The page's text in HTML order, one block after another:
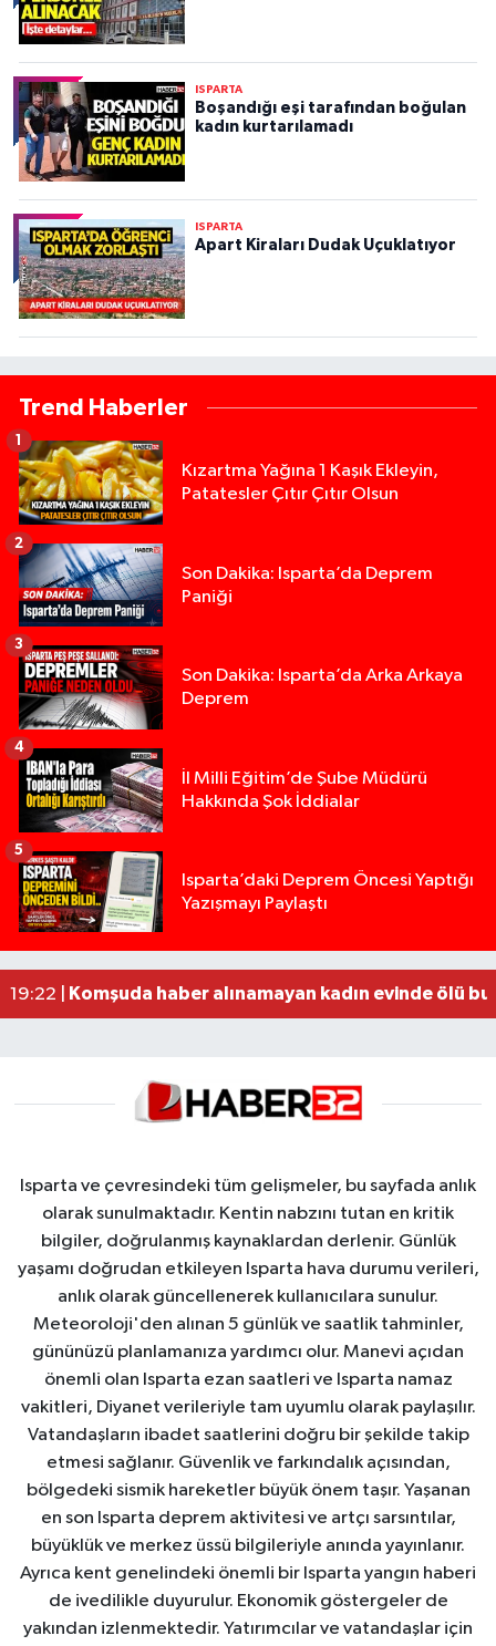
ISPARTA
Boşandığı eşi tarafından boğulan
kadın kurtarılamadı
ISPARTA
Apart Kiraları Dudak Uçuklatıyor
Trend Haberler
Kızartma Yağına 1 Kaşık Ekleyin,
Patatesler Çıtır Çıtır Olsun
1
Son Dakika: Isparta’da Deprem
Paniği
2
Son Dakika: Isparta’da Arka Arkaya
Deprem
3
İl Milli Eğitim’de Şube Müdürü
Hakkında Şok İddialar
4
Isparta’daki Deprem Öncesi Yaptığı
Yazışmayı Paylaştı
5
13:00 |Yığılca'da kardeşler arasındaki silahlı kavgada
12:48 |Tur teknesi çalışanlarının birbirine girdiği kavga
02:26 |MOTOSİKLETLE ÇARPIŞAN OTOMOBİL GÜL
19:22 |
Komşuda haber alınamayan kadın evinde ölü
Isparta ve çevresindeki tüm gelişmeler, bu sayfada anlık
olarak sunulmaktadır. Kentin nabzını tutan en kritik
bilgiler, doğrulanmış kaynaklardan derlenir. Günlük
yaşamı doğrudan etkileyen Isparta hava durumu verileri,
anlık olarak güncellenerek kullanıcılara sunulur.
Meteoroloji'den alınan 5 günlük ve saatlik tahminler,
gününüzü planlamanıza yardımcı olur. Manevi açıdan
önemli olan Isparta ezan saatleri ve Isparta namaz
vakitleri, Diyanet verileriyle tam uyumlu olarak paylaşılır.
Vatandaşların ibadet saatlerini doğru bir şekilde takip
etmesi sağlanır. Güvenlik ve farkındalık açısından,
bölgedeki sismik hareketler büyük önem taşır. Yaşanan
en son Isparta deprem aktivitesi ve artçı sarsıntılar,
büyüklük ve merkez üssü bilgileriyle anında yayınlanır.
Ayrıca kent genelindeki önemli bir Isparta yangın haberi
de ivedilikle duyurulur. Ekonomik göstergeler de
yakından izlenmektedir. Yatırımcılar ve vatandaşlar için